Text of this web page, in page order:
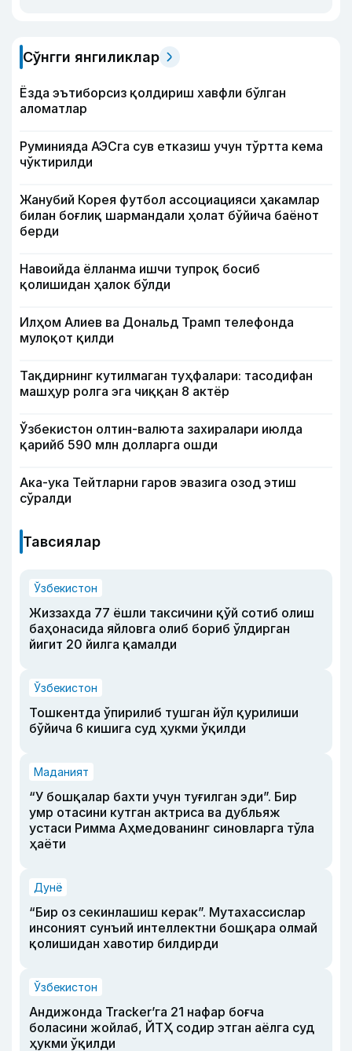
Сўнгги янгиликлар
Ёзда эътиборсиз қолдириш хавфли бўлган
аломатлар
Руминияда АЭСга сув етказиш учун тўртта кема
чўктирилди
Жанубий Корея футбол ассоциацияси ҳакамлар
билан боғлиқ шармандали ҳолат бўйича баёнот
берди
Навоийда ёлланма ишчи тупроқ босиб
қолишидан ҳалок бўлди
Илҳом Алиев ва Дональд Трамп телефонда
мулоқот қилди
Тақдирнинг кутилмаган туҳфалари: тасодифан
машҳур ролга эга чиққан 8 актёр
Ўзбекистон олтин-валюта захиралари июлда
қарийб 590 млн долларга ошди
Ака-ука Тейтларни гаров эвазига озод этиш
сўралди
Тавсиялар
Ўзбекистон
Жиззахда 77 ёшли таксичини қўй сотиб олиш
баҳонасида яйловга олиб бориб ўлдирган
йигит 20 йилга қамалди
Ўзбекистон
Тошкентда ўпирилиб тушган йўл қурилиши
бўйича 6 кишига суд ҳукми ўқилди
Маданият
“У бошқалар бахти учун туғилган эди”. Бир
умр отасини кутган актриса ва дубльяж
устаси Римма Аҳмедованинг синовларга тўла
ҳаёти
Дунё
“Бир оз секинлашиш керак”. Мутахассислар
инсоният сунъий интеллектни бошқара олмай
қолишидан хавотир билдирди
Ўзбекистон
Андижонда Tracker’га 21 нафар боғча
боласини жойлаб, ЙТҲ содир этган аёлга суд
ҳукми ўқилди